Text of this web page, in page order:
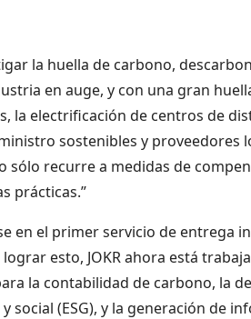
la huella de carbono,
en auge, y con una gran
la electrificación de centros de
sostenibles y proveedores
sólo recurre a medidas de
prácticas.”
en el primer servicio de entrega
esto, JOKR ahora está
la contabilidad de carbono, la
(ESG), y la generación de